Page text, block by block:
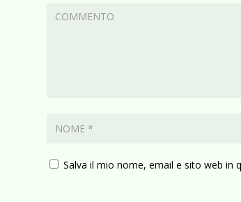
Salva il mio nome, email e sito web in